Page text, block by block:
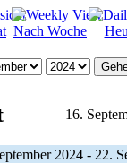
Nach Woche
16.
2024 - 22.